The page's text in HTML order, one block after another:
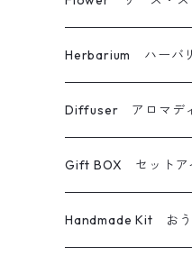
立体仕上げボタニカ
キャンドルホルダー
ボトルキャンドル
グラスキャンドル
リース
ブーケ・スワッグ
フォトフレーム
その他フラワー雑貨
Herbarium ハーバ
ハーバリウム
ボールペン
メイクブラシ
Diffuser アロマデ
フラワーディフュー
フラワーディフュー
Gift BOX セットア
キャンドル＆サシェ
Handmade Kit おう